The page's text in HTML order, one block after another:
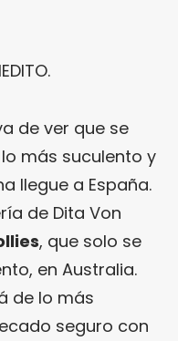
de ver que se
más suculento y
llegue a España.
de Dita Von
, que solo se
en Australia.
de lo más
seguro con